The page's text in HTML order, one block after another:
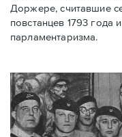
Доржере, считавшие
повстанцев 1793 года
парламентаризма.